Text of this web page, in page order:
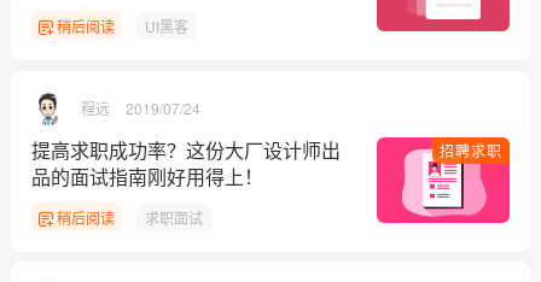
稍后阅读 UI黑客
程远 2019/07/24
招聘求职
提高求职成功率？这份大厂设计师出
品的面试指南刚好用得上！
稍后阅读 求职面试